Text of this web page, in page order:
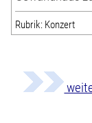
Rubrik: Konzert